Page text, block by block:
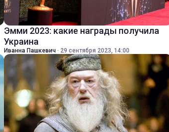
Эмми 2023: какие награды получила
Украина
Иванна Пашкевич · 29 сентября 2023, 14:00